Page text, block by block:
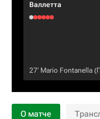
Валлетта
27‎’‎ Mario Fontanella
О матче